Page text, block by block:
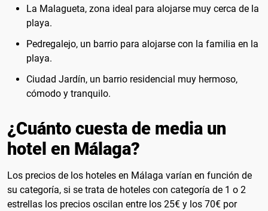
La Malagueta, zona ideal para alojarse muy cerca de la
playa.
Pedregalejo, un barrio para alojarse con la familia en la
playa.
Ciudad Jardín, un barrio residencial muy hermoso,
cómodo y tranquilo.
¿Cuánto cuesta de media un
hotel en Málaga?
Los precios de los hoteles en Málaga varían en función de
su categoría, si se trata de hoteles con categoría de 1 o 2
estrellas los precios oscilan entre los 25€ y los 70€ por